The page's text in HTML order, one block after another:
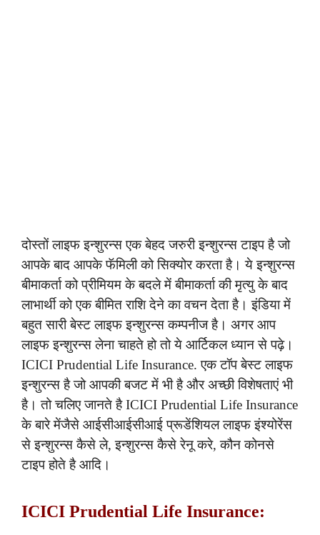
दोस्तों लाइफ इन्शुरन्स एक बेहद जरुरी इन्शुरन्स टाइप है जो
आपके बाद आपके फॅमिली को सिक्योर करता है। ये इन्शुरन्स
बीमाकर्ता को प्रीमियम के बदले में बीमाकर्ता की मृत्यु के बाद
लाभार्थी को एक बीमित राशि देने का वचन देता है। इंडिया में
बहुत सारी बेस्ट लाइफ इन्शुरन्स कम्पनीज है। अगर आप
लाइफ इन्शुरन्स लेना चाहते हो तो ये आर्टिकल ध्यान से पढ़े।
ICICI Prudential Life Insurance. एक टॉप बेस्ट लाइफ
इन्शुरन्स है जो आपकी बजट में भी है और अच्छी विशेषताएं भी
है। तो चलिए जानते है ICICI Prudential Life Insurance
के बारे मेंजैसे आईसीआईसीआई प्रूडेंशियल लाइफ इंश्योरेंस
से इन्शुरन्स कैसे ले, इन्शुरन्स कैसे रेनू करे, कौन कोनसे
टाइप होते है आदि।
ICICI Prudential Life Insurance: